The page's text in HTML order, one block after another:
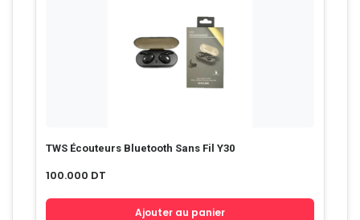
TWS Écouteurs Bluetooth Sans Fil Y30
100.000 DT
Ajouter au panier